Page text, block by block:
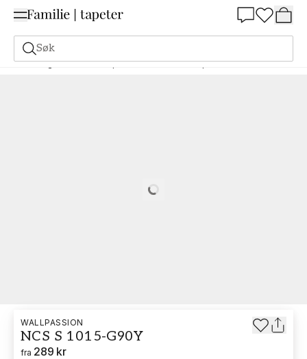
Søk
Maling Bestill basert på NCS Bestill basert på NCS 1015-G90Y
Loading…
WALLPASSION
NCS S 1015-G90Y
fra 289 kr